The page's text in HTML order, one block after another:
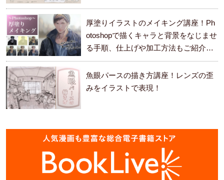
厚塗りイラストのメイキング講座！Ph
otoshopで描くキャラと背景をなじませ
る手順、仕上げや加工方法もご紹介し
ます。
魚眼パースの描き方講座！レンズの歪
みをイラストで表現！